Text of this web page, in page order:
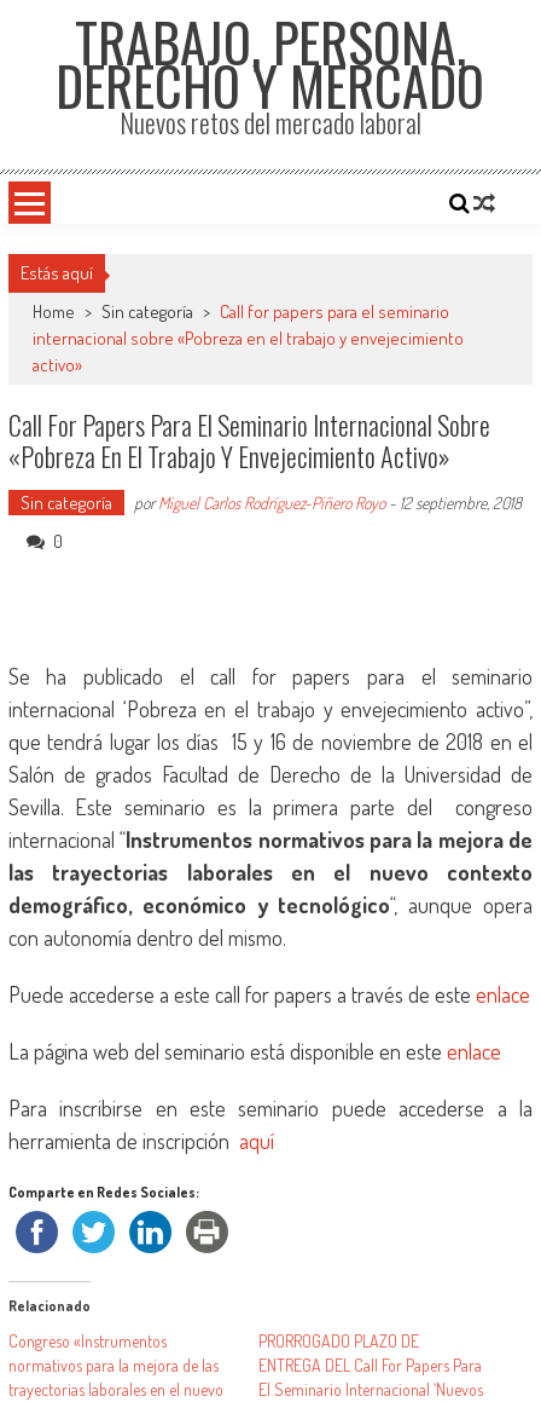
TRABAJO, PERSONA,
DERECHO Y MERCADO
Nuevos retos del mercado laboral
Estás aquí
Home > Sin categoría > Call for papers para el seminario
internacional sobre «Pobreza en el trabajo y envejecimiento
activo»
Call For Papers Para El Seminario Internacional Sobre
«Pobreza En El Trabajo Y Envejecimiento Activo»
Sin categoría porMiguel Carlos Rodríguez-Piñero Royo- 12 septiembre, 2018
0
Se ha publicado el call for papers para el seminario
internacional ‘Pobreza en el trabajo y envejecimiento activo”,
que tendrá lugar los días 15 y 16 de noviembre de 2018 en el
Salón de grados Facultad de Derecho de la Universidad de
Sevilla. Este seminario es la primera parte del congreso
internacional “Instrumentos normativos para la mejora de
las trayectorias laborales en el nuevo contexto
demográfico, económico y tecnológico“, aunque opera
con autonomía dentro del mismo.
Puede accederse a este call for papers a través de este enlace
La página web del seminario está disponible en este enlace
Para inscribirse en este seminario puede accederse a la
herramienta de inscripción aquí
Comparte en Redes Sociales:
Relacionado
Congreso «Instrumentos
normativos para la mejora de las
trayectorias laborales en el nuevo
PRORROGADO PLAZO DE
ENTREGA DEL Call For Papers Para
El Seminario Internacional ‘Nuevos